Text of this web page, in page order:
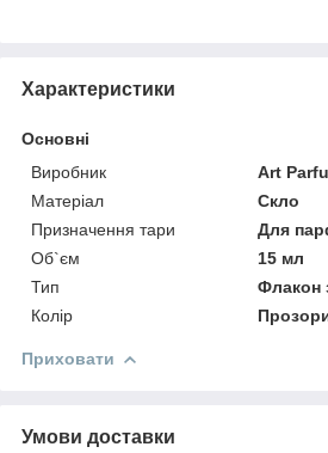
Характеристики
Основні
Виробник
Art
Матеріал
Скло
Призначення тари
Для
Об`єм
15 мл
Тип
Флакон
Колір
Приховати
Умови доставки